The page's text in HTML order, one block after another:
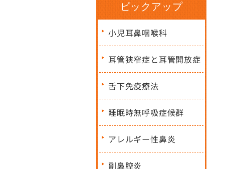
ピックアップ
小児耳鼻咽喉科
耳管狭窄症と耳管開放症
舌下免疫療法
睡眠時無呼吸症候群
アレルギー性鼻炎
副鼻腔炎